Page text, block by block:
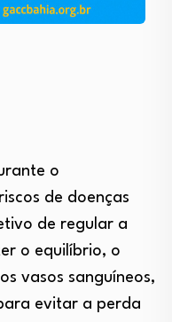
o
de doenças
de regular a
o equilíbrio, o
vasos sanguíneos,
evitar a perda